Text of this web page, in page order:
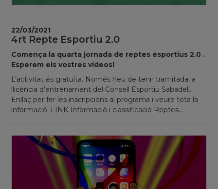
4rt Repte Esportiu 2.0
Comença la quarta jornada de reptes esportius 2.0 .
Esperem els vostres vídeos!
L’activitat és gratuïta. Només heu de tenir tramitada la
llicència d’entrenament del Consell Esportiu Sabadell.
Enllaç per fer les inscripcions al programa i veure tota la
informació. LINK Informació i classificació Reptes...
22/03/2021